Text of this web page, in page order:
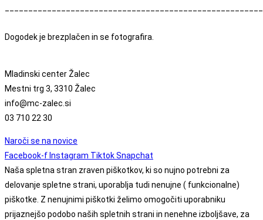
Dogodek je brezplačen in se fotografira.
Mladinski center Žalec
Mestni trg 3, 3310 Žalec
info@mc-zalec.si
03 710 22 30
Naroči se na novice
Facebook-f Instagram TiktokSnapchat
Naša spletna stran zraven piškotkov, ki so nujno potrebni za
delovanje spletne strani, uporablja tudi nenujne ( funkcionalne)
piškotke. Z nenujnimi piškotki želimo omogočiti uporabniku
prijaznejšo podobo naših spletnih strani in nenehne izboljšave, za